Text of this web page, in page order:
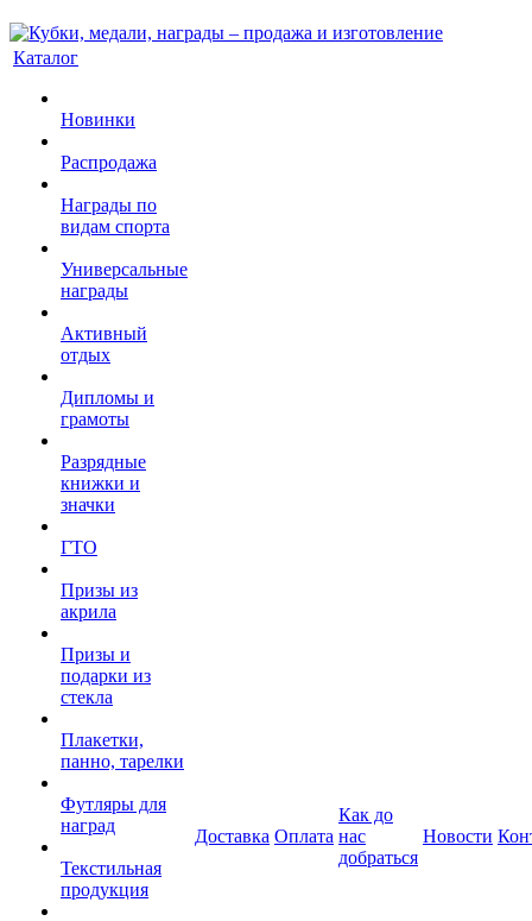
Каталог
Новинки
Распродажа
Награды по
видам спорта
Универсальные
награды
Активный
отдых
Дипломы и
грамоты
Разрядные
книжки и
значки
ГТО
Призы из
акрила
Призы и
подарки из
стекла
Плакетки,
панно, тарелки
Футляры для
наград
Текстильная
продукция
Доставка Оплата
Как до
нас
добраться
Новости